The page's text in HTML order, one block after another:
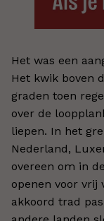
Het was een
Het kwik boven
graden toen
over de
liepen. In het
Nederland,
overeen om in
openen voor vrij
akkoord trad